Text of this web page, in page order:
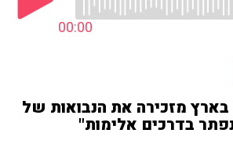
00:00
בארץ מזכירה את הנבואות של
נפתר בדרכים אלימות"